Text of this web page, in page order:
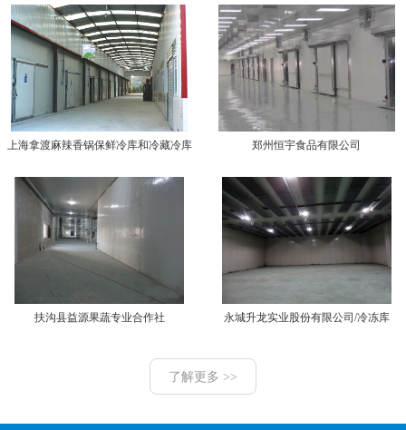
上海拿渡麻辣香锅保鲜冷库和冷藏冷库 郑州恒宇食品有限公司
扶沟县益源果蔬专业合作社 永城升龙实业股份有限公司/冷冻库
了解更多 >>